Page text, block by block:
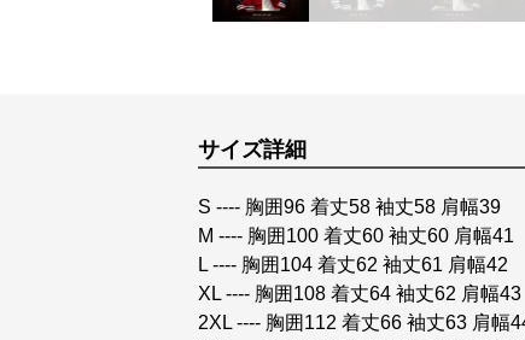
サイズ詳細
S ---- 胸囲96 着丈58 袖丈58 肩幅39
M ---- 胸囲100 着丈60 袖丈60 肩幅41
L ---- 胸囲104 着丈62 袖丈61 肩幅42
XL ---- 胸囲108 着丈64 袖丈62 肩幅43
2XL ---- 胸囲112 着丈66 袖丈63 肩幅